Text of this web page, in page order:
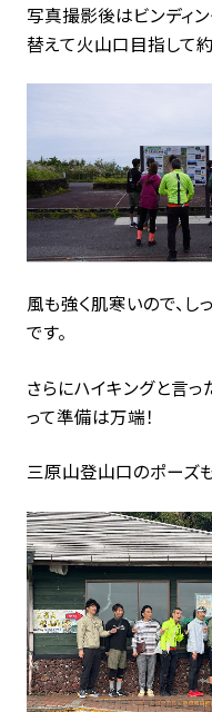
写真撮影後はビンディ
替えて火山口目指して
風も強く肌寒いので、し
です。
さらにハイキングと言
って準備は万端！
三原山登山口のポーズ